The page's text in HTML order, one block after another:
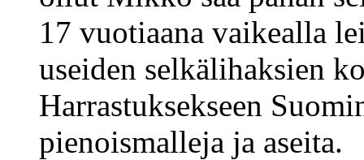
17 vuotiaana vaikealla
useiden selkälihaksien
Harrastuksekseen
pienoismalleja ja aseita.